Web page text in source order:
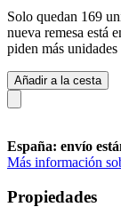
Solo quedan 169
nueva remesa está
piden más
Añadir a la cesta
España: envío
Más información
Propiedades